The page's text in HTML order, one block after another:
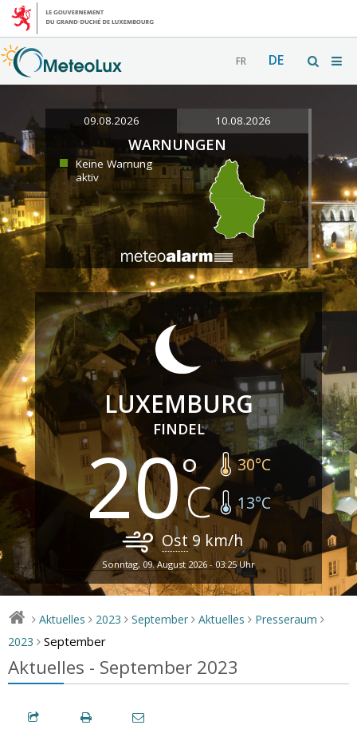
FR DE
09.08.2026 10.08.2026
WARNUNGEN
Keine Warnung
aktiv
LUXEMBURG
FINDEL
20 30°C
13°C
Ost9 km/h
Sonntag, 09. August 2026 - 03:25 Uhr
> Aktuelles > 2023 > September > Aktuelles > Presseraum >
2023 > September
Aktuelles - September 2023